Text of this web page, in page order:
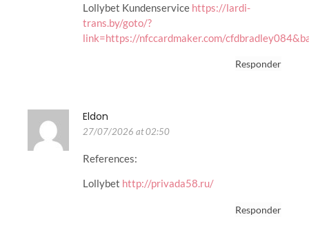
Lollybet Kundenservice https://lardi-
trans.by/goto/?
link=https://nfccardmaker.com/
Responder
Eldon
27/07/2026 at 02:50
References:
Lollybet http://privada58.ru/
Responder